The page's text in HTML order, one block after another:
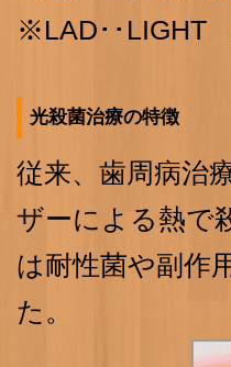
※LAD･･LIGHT
光殺菌治療の特徴
従来、歯周病治
ザーによる熱で
は耐性菌や副作
た。